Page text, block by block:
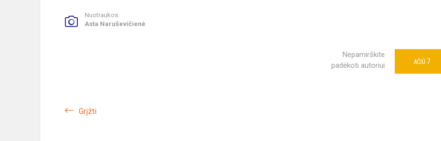
Nuotraukos:
Asta Naruševičienė
Nepamirškite
padėkoti autoriui
AČIŪ 7
Grįžti